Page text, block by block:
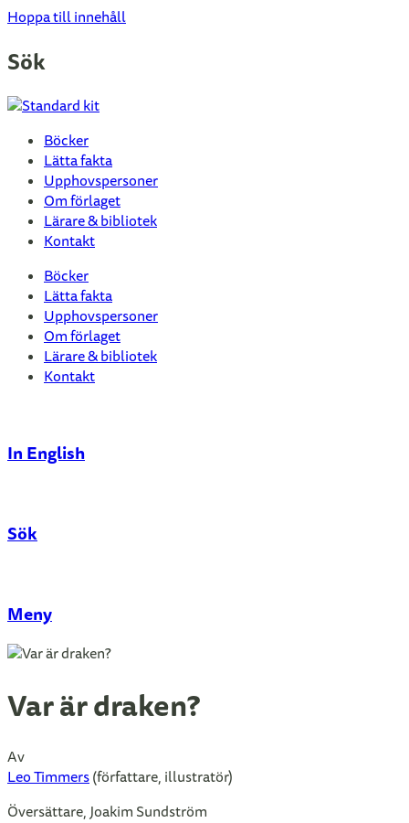
Hoppa till innehåll
Sök
Böcker
Lätta fakta
Upphovspersoner
Om förlaget
Lärare & bibliotek
Kontakt
Böcker
Lätta fakta
Upphovspersoner
Om förlaget
Lärare & bibliotek
Kontakt
In English
Sök
Stäng
Meny
Var är draken?
Av
Leo Timmers(författare, illustratör)
Översättare, Joakim Sundström